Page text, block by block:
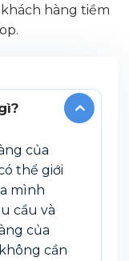
hàng tiềm
của
thể giới
mình
cầu và
của
cần